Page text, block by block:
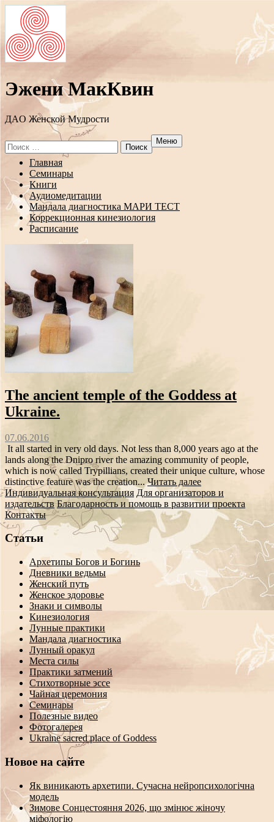
Эжени МакКвин
ДAO Женской Мудрости
Search
for:
Меню
Перейти
содержанию
Главная
Семинары
Книги
Аудиомедитации
Мандала диагностика МАРИ ТЕСТ
Коррекционная кинезиология
Расписание
The ancient temple of the Goddess at
Ukraine.
07.06.2016
It all started in very old days. Not less than 8,000 years ago at the
lands along the Dnipro river the amazing community of people,
which is now called Trypillians, created their unique culture, whose
distinctive feature was the creation...Читать далее
Индивидуальная консультация Для организаторов и
издательств Благодарность и помощь в развитии проекта
Контакты
Статьи
Архетипы Богов и Богинь
Дневники ведьмы
Женский путь
Женское здоровье
Знаки и символы
Кинезиология
Лунные практики
Мандала диагностика
Лунный оракул
Места силы
Практики затмений
Стихотворные эссе
Чайная церемония
Семинары
Полезные видео
Фотогалерея
Ukraine sacred place of Goddess
Новое на сайте
Як виникають архетипи. Сучасна нейропсихологічна
модель
Зимове Сонцестояння 2026, що змінює жіночу
міфологію